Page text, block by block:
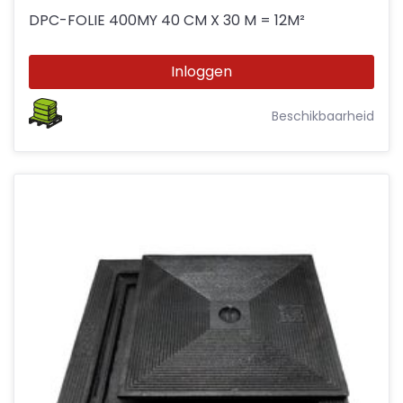
DPC-FOLIE 400MY 40 CM X 30 M = 12M²
Inloggen
Beschikbaarheid